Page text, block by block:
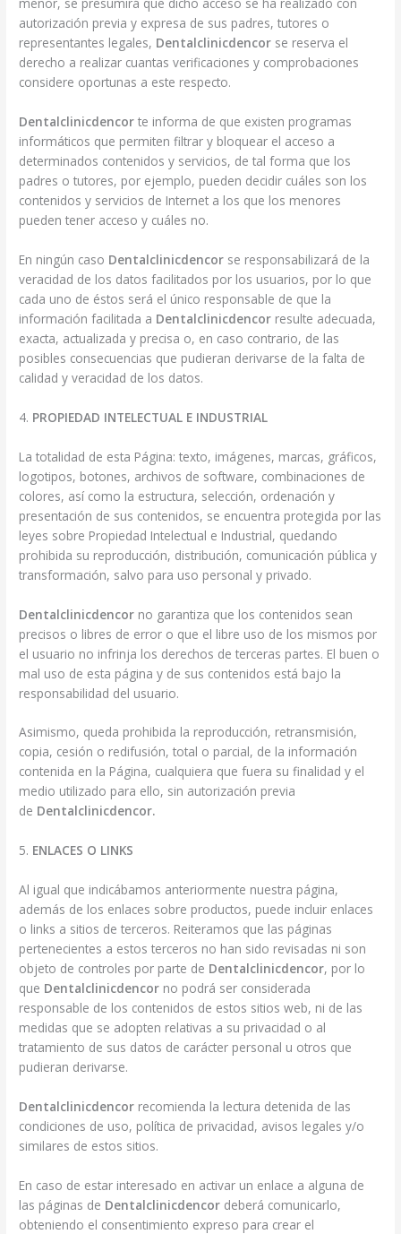
autorización previa y expresa de sus padres, tutores o
representantes legales, Dentalclinicdencor se reserva el
derecho a realizar cuantas verificaciones y comprobaciones
considere oportunas a este respecto.
Dentalclinicdencor te informa de que existen programas
informáticos que permiten filtrar y bloquear el acceso a
determinados contenidos y servicios, de tal forma que los
padres o tutores, por ejemplo, pueden decidir cuáles son los
contenidos y servicios de Internet a los que los menores
pueden tener acceso y cuáles no.
En ningún caso Dentalclinicdencor se responsabilizará de la
veracidad de los datos facilitados por los usuarios, por lo que
cada uno de éstos será el único responsable de que la
información facilitada a Dentalclinicdencor resulte adecuada,
exacta, actualizada y precisa o, en caso contrario, de las
posibles consecuencias que pudieran derivarse de la falta de
calidad y veracidad de los datos.
4. PROPIEDAD INTELECTUAL E INDUSTRIAL
La totalidad de esta Página: texto, imágenes, marcas, gráficos,
logotipos, botones, archivos de software, combinaciones de
colores, así como la estructura, selección, ordenación y
presentación de sus contenidos, se encuentra protegida por las
leyes sobre Propiedad Intelectual e Industrial, quedando
prohibida su reproducción, distribución, comunicación pública y
transformación, salvo para uso personal y privado.
Dentalclinicdencor no garantiza que los contenidos sean
precisos o libres de error o que el libre uso de los mismos por
el usuario no infrinja los derechos de terceras partes. El buen o
mal uso de esta página y de sus contenidos está bajo la
responsabilidad del usuario.
Asimismo, queda prohibida la reproducción, retransmisión,
copia, cesión o redifusión, total o parcial, de la información
contenida en la Página, cualquiera que fuera su finalidad y el
medio utilizado para ello, sin autorización previa
de Dentalclinicdencor.
5. ENLACES O LINKS
Al igual que indicábamos anteriormente nuestra página,
además de los enlaces sobre productos, puede incluir enlaces
o links a sitios de terceros. Reiteramos que las páginas
pertenecientes a estos terceros no han sido revisadas ni son
objeto de controles por parte de Dentalclinicdencor, por lo
que Dentalclinicdencor no podrá ser considerada
responsable de los contenidos de estos sitios web, ni de las
medidas que se adopten relativas a su privacidad o al
tratamiento de sus datos de carácter personal u otros que
pudieran derivarse.
Dentalclinicdencor recomienda la lectura detenida de las
condiciones de uso, política de privacidad, avisos legales y/o
similares de estos sitios.
En caso de estar interesado en activar un enlace a alguna de
las páginas de Dentalclinicdencor deberá comunicarlo,
obteniendo el consentimiento expreso para crear el